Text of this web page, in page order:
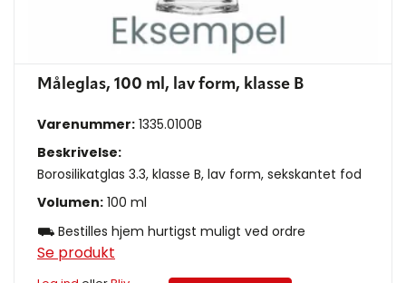
Måleglas, 100 ml, lav form, klasse B
Varenummer: 1335.0100B
Beskrivelse:
Borosilikatglas 3.3, klasse B, lav form, sekskantet fod
Volumen: 100 ml
⛟ Bestilles hjem hurtigst muligt ved ordre
Se produkt